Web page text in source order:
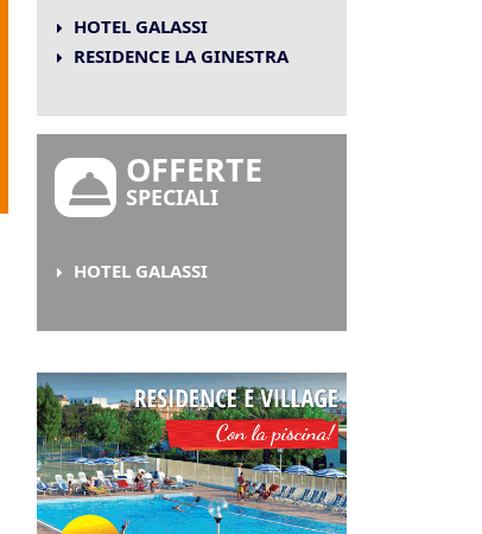
HOTEL GALASSI
RESIDENCE LA GINESTRA
OFFERTE
SPECIALI
HOTEL GALASSI